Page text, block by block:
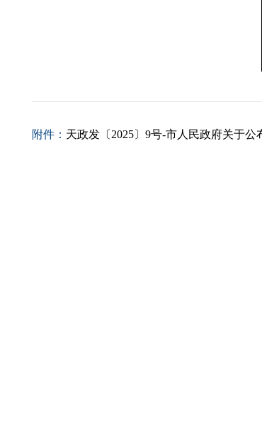
附件： 天政发〔2025〕9号-市人民政府关于